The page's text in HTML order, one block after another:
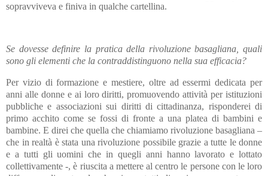
sopravviveva e finiva in qualche cartellina.
Se dovesse definire la pratica della rivoluzione basagliana, quali
sono gli elementi che la contraddistinguono nella sua efficacia?
Per vizio di formazione e mestiere, oltre ad essermi dedicata per
anni alle donne e ai loro diritti, promuovendo attività per istituzioni
pubbliche e associazioni sui diritti di cittadinanza, risponderei di
primo acchito come se fossi di fronte a una platea di bambini e
bambine. E direi che quella che chiamiamo rivoluzione basagliana –
che in realtà è stata una rivoluzione possibile grazie a tutte le donne
e a tutti gli uomini che in quegli anni hanno lavorato e lottato
collettivamente -, è riuscita a mettere al centro le persone con le loro